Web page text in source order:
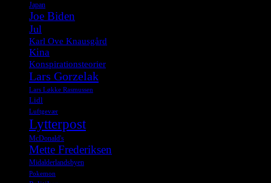
Japan
Joe Biden
Jul
Karl Ove Knausgård
Kina
Konspirationsteorier
Lars Gorzelak
Lars Løkke Rasmussen
Lidl
Luftgevær
Lytterpost
McDonald's
Mette Frederiksen
Midalderlandsbyen
Pokemon